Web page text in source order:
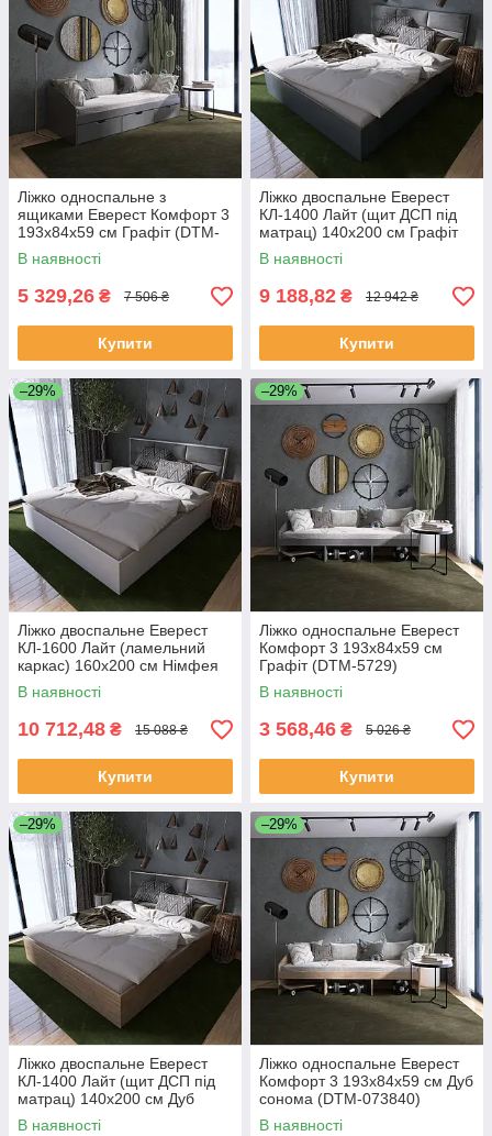
Ліжко односпальне з
ящиками Еверест Комфорт 3
193х84х59 см Графіт (DTM-
074630)
В наявності
5 329,26 ₴ 7 506 ₴
Купити
Ліжко двоспальне Еверест
КЛ-1400 Лайт (щит ДСП під
матрац) 140х200 см Графіт
(DTM-4902)
В наявності
9 188,82 ₴ 12 942 ₴
Купити
–29%
Ліжко двоспальне Еверест
КЛ-1600 Лайт (ламельний
каркас) 160х200 см Німфея
Альба (DTM-4654)
В наявності
10 712,48 ₴ 15 088 ₴
Купити
–29%
Ліжко односпальне Еверест
Комфорт 3 193х84х59 см
Графіт (DTM-5729)
В наявності
3 568,46 ₴ 5 026 ₴
Купити
–29%
Ліжко двоспальне Еверест
КЛ-1400 Лайт (щит ДСП під
матрац) 140х200 см Дуб
сонома (DTM-4655)
В наявності
–29%
Ліжко односпальне Еверест
Комфорт 3 193х84х59 см Дуб
сонома (DTM-073840)
В наявності